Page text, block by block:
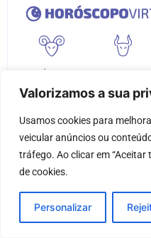
Valorizamos a sua
Usamos cookies para
veicular anúncios ou
tráfego. Ao clicar em “Aceitar
de cookies.
Personalizar